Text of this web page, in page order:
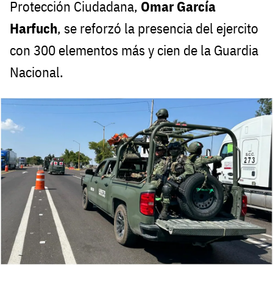
Protección Ciudadana, Omar García
Harfuch, se reforzó la presencia del ejercito
con 300 elementos más y cien de la Guardia
Nacional.